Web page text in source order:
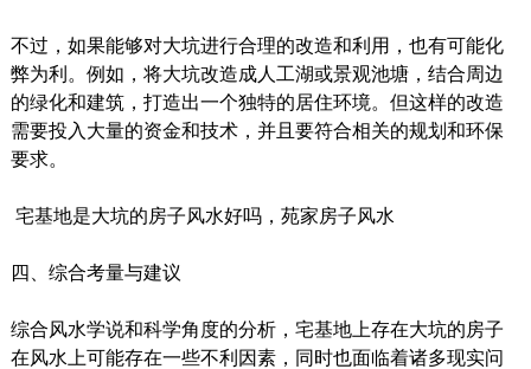
不过，如果能够对大坑进行合理的改造和利用，也有可能化
弊为利。例如，将大坑改造成人工湖或景观池塘，结合周边
的绿化和建筑，打造出一个独特的居住环境。但这样的改造
需要投入大量的资金和技术，并且要符合相关的规划和环保
要求。
宅基地是大坑的房子风水好吗，苑家房子风水
四、综合考量与建议
综合风水学说和科学角度的分析，宅基地上存在大坑的房子
在风水上可能存在一些不利因素，同时也面临着诸多现实问